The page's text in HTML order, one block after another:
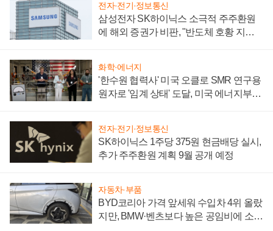
전자·전기·정보통신
삼성전자 SK하이닉스 소극적 주주환원
에 해외 증권가 비판, "반도체 호황 지속
화학·에너지
'한수원 협력사' 미국 오클로 SMR 연구용
원자로 '임계 상태' 도달, 미국 에너지부
전자·전기·정보통신
SK하이닉스 1주당 375원 현금배당 실시,
추가 주주환원 계획 9월 공개 예정
자동차·부품
BYD코리아 가격 앞세워 수입차 4위 올랐
지만, BMW·벤츠보다 높은 공임비에 소비